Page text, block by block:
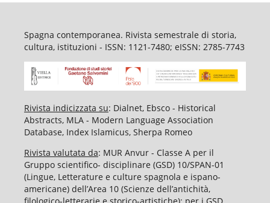
Spagna contemporanea. Rivista semestrale di storia,
cultura, istituzioni - ISSN: 1121-7480; eISSN: 2785-7743
Rivista indicizzata su: Dialnet, Ebsco - Historical
Abstracts, MLA - Modern Language Association
Database, Index Islamicus, Sherpa Romeo
Rivista valutata da: MUR Anvur - Classe A per il
Gruppo scientifico- disciplinare (GSD) 10/SPAN-01
(Lingue, Letterature e culture spagnola e ispano-
americane) dell’Area 10 (Scienze dell’antichità,